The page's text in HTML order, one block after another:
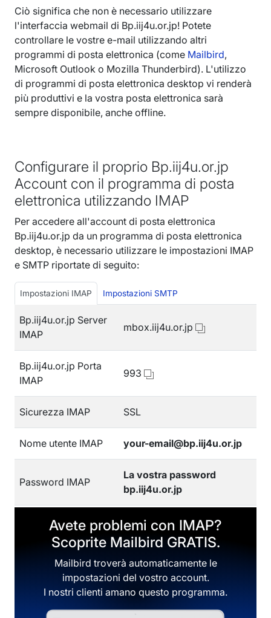
Ciò significa che non è necessario utilizzare
l'interfaccia webmail di Bp.iij4u.or.jp! Potete
controllare le vostre e-mail utilizzando altri
programmi di posta elettronica (come Mailbird,
Microsoft Outlook o Mozilla Thunderbird). L'utilizzo
di programmi di posta elettronica desktop vi renderà
più produttivi e la vostra posta elettronica sarà
sempre disponibile, anche offline.
Configurare il proprio Bp.iij4u.or.jp
Account con il programma di posta
elettronica utilizzando IMAP
Per accedere all'account di posta elettronica
Bp.iij4u.or.jp da un programma di posta elettronica
desktop, è necessario utilizzare le impostazioni IMAP
e SMTP riportate di seguito:
Impostazioni IMAP Impostazioni SMTP
Bp.iij4u.or.jp Server
IMAP
mbox.iij4u.or.jp
Bp.iij4u.or.jp Porta
IMAP
993
Sicurezza IMAP SSL
Nome utente IMAP your-email@bp.iij4u.or.jp
Password IMAP
La vostra password
bp.iij4u.or.jp
Avete problemi con IMAP?
Scoprite Mailbird GRATIS.
Mailbird troverà automaticamente le
impostazioni del vostro account.
I nostri clienti amano questo programma.